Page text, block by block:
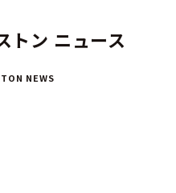
トン ニュース
NEWS